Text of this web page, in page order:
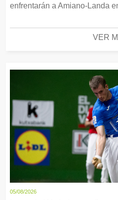
enfrentarán a Amiano-Landa
VER
05/08/2026